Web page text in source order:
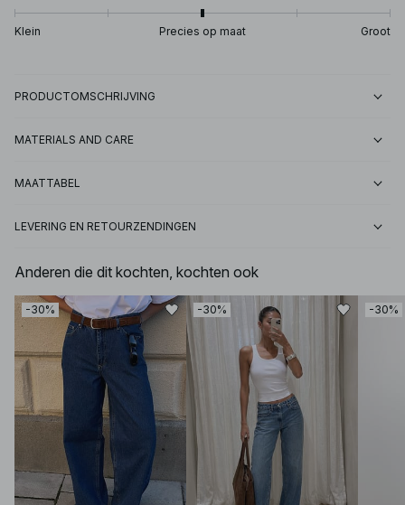
Klein Precies op maat Groot
PRODUCTOMSCHRIJVING
MATERIALS AND CARE
MAATTABEL
LEVERING EN RETOURZENDINGEN
Anderen die dit kochten, kochten ook
-30% -30% -30%